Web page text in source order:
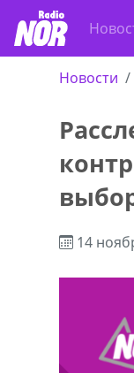
Новости
14